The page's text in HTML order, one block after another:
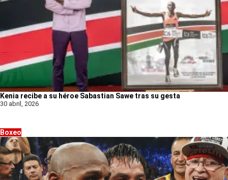
Kenia recibe a su héroe Sabastian Sawe tras su gesta
30 abril, 2026
Boxeo